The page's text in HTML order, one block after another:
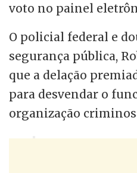
voto no painel
O policial federal e
segurança pública,
que a delação
para desvendar o
organização